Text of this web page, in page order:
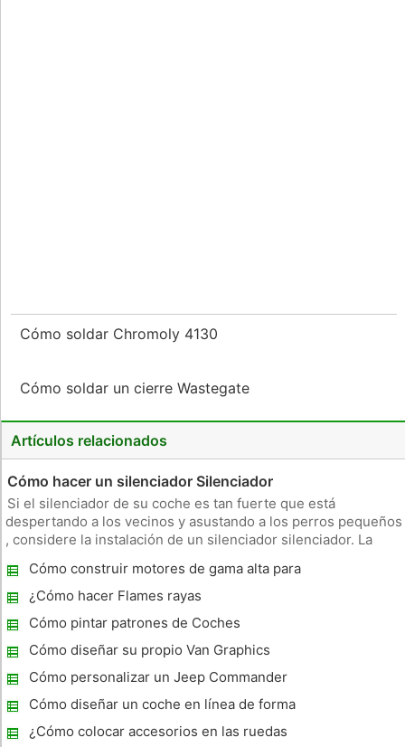
Cómo soldar Chromoly 4130
Cómo soldar un cierre Wastegate
Artículos relacionados
Cómo hacer un silenciador Silenciador
Si el silenciador de su coche es tan fuerte que está
despertando a los vecinos y asustando a los perros pequeños
, considere la instalación de un silenciador silenciador. La
llevan silenciadores silenciador para encajar muchas marcas
y model
Cómo construir motores de gama alta para
los carros de barro
¿Cómo hacer Flames rayas
Cómo pintar patrones de Coches
Cómo diseñar su propio Van Graphics
Cómo personalizar un Jeep Commander
Cómo diseñar un coche en línea de forma
gratuita
¿Cómo colocar accesorios en las ruedas